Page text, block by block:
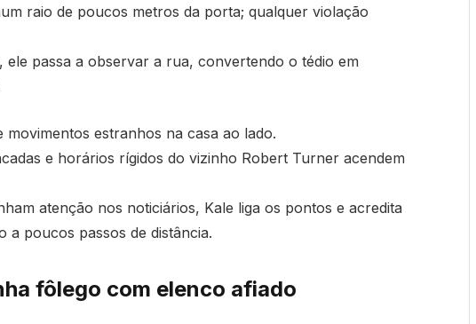
raio de poucos metros da porta; qualquer violação
ele passa a observar a rua, convertendo o tédio em
estranhos na casa ao lado.
e horários rígidos do vizinho Robert Turner acendem
atenção nos noticiários, Kale liga os pontos e acredita
poucos passos de distância.
fôlego com elenco afiado